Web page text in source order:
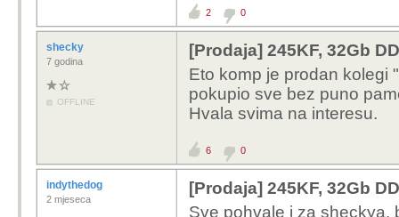
2 0
shecky
7 godina
OFFLINE
[Prodaja] 245KF, 32Gb
Eto komp je prodan kolegi
pokupio sve bez puno
Hvala svima na interesu.
6 0
indythedog
2 mjeseca
[Prodaja] 245KF, 32Gb
Sve pohvale i za sheckya,